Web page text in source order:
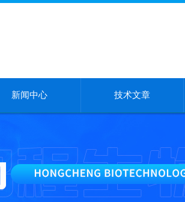
新闻中心 技术文章